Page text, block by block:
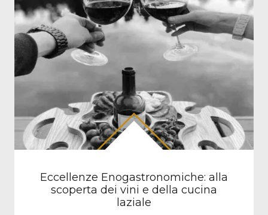
Eccellenze Enogastronomiche: alla
scoperta dei vini e della cucina
laziale